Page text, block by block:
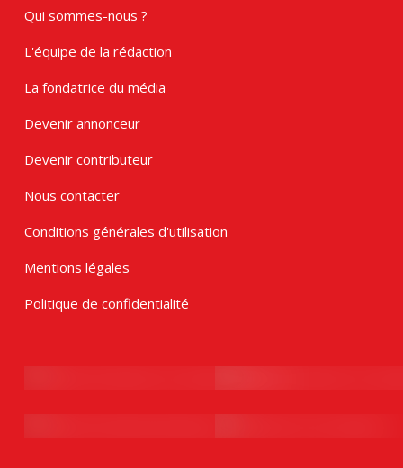
Qui sommes-nous ?
L'équipe de la rédaction
La fondatrice du média
Devenir annonceur
Devenir contributeur
Nous contacter
Conditions générales d'utilisation
Mentions légales
Politique de confidentialité